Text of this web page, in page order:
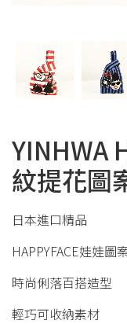
YINHWA
紋提花圖
日本進口精品
HAPPYFACE娃娃圖
時尚俐落百搭造型
輕巧可收納素材